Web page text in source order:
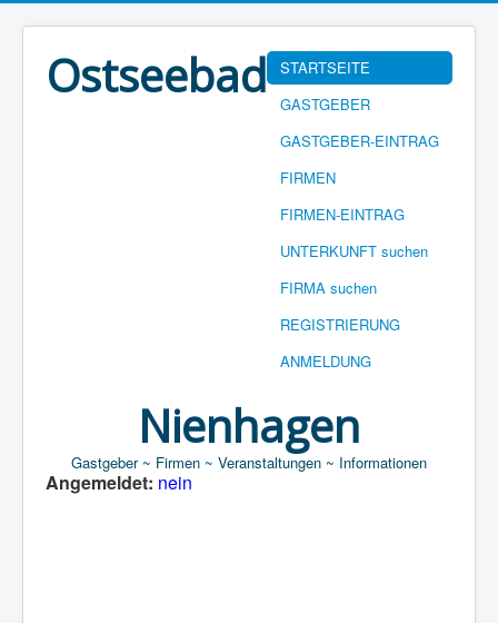
STARTSEITE
GASTGEBER
GASTGEBER-EINTRAG
FIRMEN
FIRMEN-EINTRAG
UNTERKUNFT suchen
FIRMA suchen
REGISTRIERUNG
ANMELDUNG
Ostseebad
Nienhagen
Gastgeber ~ Firmen ~ Veranstaltungen ~ Informationen
Angemeldet: nein